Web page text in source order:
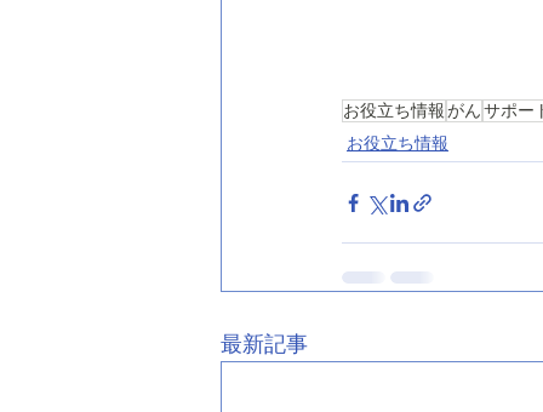
お役立ち情報がんサポー
お役立ち情報
最新記事